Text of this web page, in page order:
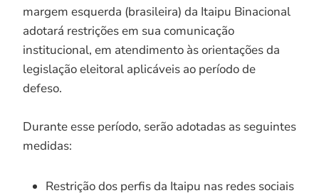
margem esquerda (brasileira) da Itaipu Binacional
adotará restrições em sua comunicação
institucional, em atendimento às orientações da
legislação eleitoral aplicáveis ao período de
defeso.
Durante esse período, serão adotadas as seguintes
medidas:
Restrição dos perfis da Itaipu nas redes sociais